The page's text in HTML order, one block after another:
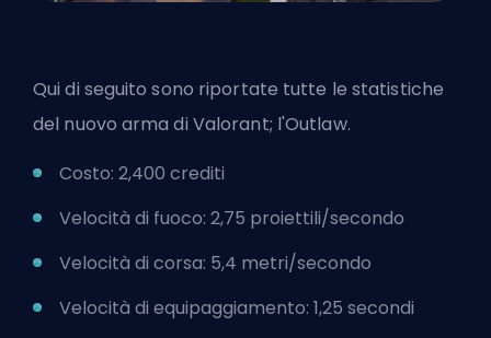
Qui di seguito sono riportate tutte le statistiche
del nuovo arma di Valorant; l'Outlaw.
Costo: 2,400 crediti
Velocità di fuoco: 2,75 proiettili/secondo
Velocità di corsa: 5,4 metri/secondo
Velocità di equipaggiamento: 1,25 secondi